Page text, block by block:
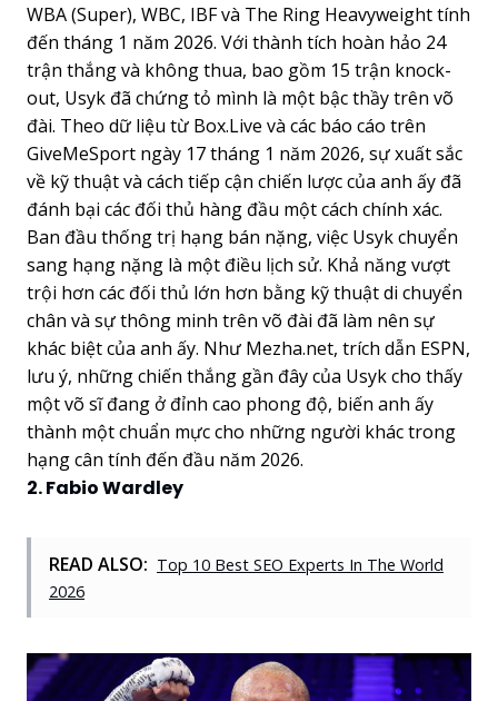
WBA (Super), WBC, IBF và The Ring Heavyweight tính
đến tháng 1 năm 2026. Với thành tích hoàn hảo 24
trận thắng và không thua, bao gồm 15 trận knock-
out, Usyk đã chứng tỏ mình là một bậc thầy trên võ
đài. Theo dữ liệu từ Box.Live và các báo cáo trên
GiveMeSport ngày 17 tháng 1 năm 2026, sự xuất sắc
về kỹ thuật và cách tiếp cận chiến lược của anh ấy đã
đánh bại các đối thủ hàng đầu một cách chính xác.
Ban đầu thống trị hạng bán nặng, việc Usyk chuyển
sang hạng nặng là một điều lịch sử. Khả năng vượt
trội hơn các đối thủ lớn hơn bằng kỹ thuật di chuyển
chân và sự thông minh trên võ đài đã làm nên sự
khác biệt của anh ấy. Như Mezha.net, trích dẫn ESPN,
lưu ý, những chiến thắng gần đây của Usyk cho thấy
một võ sĩ đang ở đỉnh cao phong độ, biến anh ấy
thành một chuẩn mực cho những người khác trong
hạng cân tính đến đầu năm 2026.
2. Fabio Wardley
READ ALSO: Top 10 Best SEO Experts In The World
2026